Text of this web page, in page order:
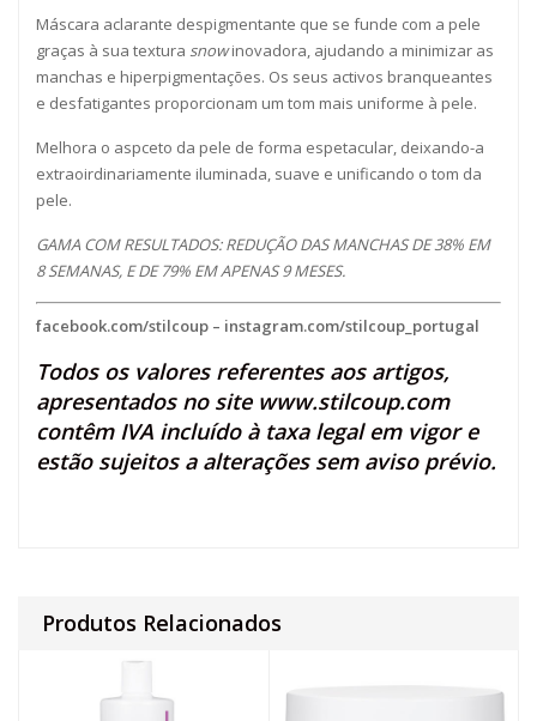
Máscara aclarante despigmentante que se funde com a pele
graças à sua textura snowinovadora, ajudando a minimizar as
manchas e hiperpigmentações. Os seus activos branqueantes
e desfatigantes proporcionam um tom mais uniforme à pele.
Melhora o aspceto da pele de forma espetacular, deixando-a
extraoirdinariamente iluminada, suave e unificando o tom da
pele.
GAMA COM RESULTADOS: REDUÇÃO DAS MANCHAS DE 38% EM
8 SEMANAS, E DE 79% EM APENAS 9 MESES.
facebook.com/stilcoup – instagram.com/stilcoup_portugal
Todos os valores referentes aos artigos,
apresentados no site www.stilcoup.com
contêm IVA incluído à taxa legal em vigor e
estão sujeitos a alterações sem aviso prévio.
Produtos Relacionados